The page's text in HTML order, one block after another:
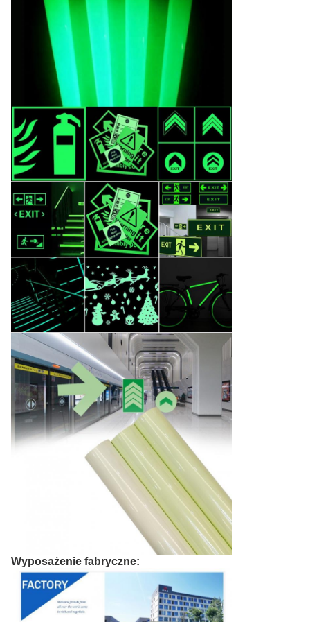
Wyposażenie fabryczne: